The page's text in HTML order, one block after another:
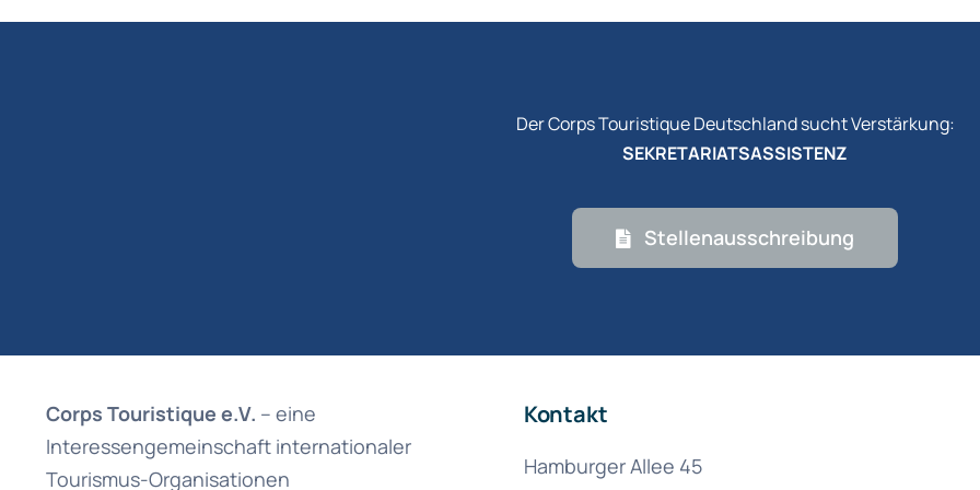
Der Corps Touristique Deutschland sucht Verstärkung:
SEKRETARIATSASSISTENZ
Stellenausschreibung
Corps Touristique e.V. – eine
Interessengemeinschaft internationaler
Tourismus-Organisationen
Kontakt
Hamburger Allee 45